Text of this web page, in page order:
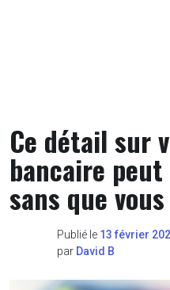
Ce détail sur
bancaire
sans que
Publié le 13 février
par David B